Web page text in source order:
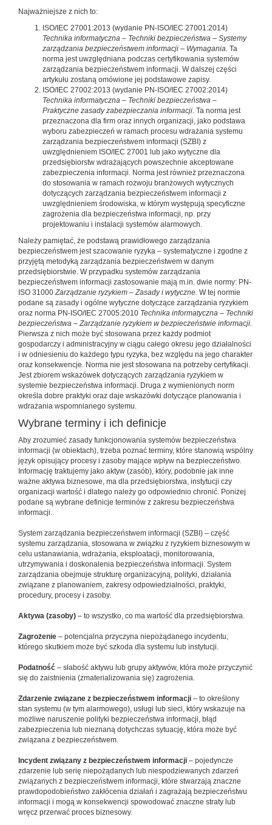
Najważniejsze z nich to:
ISO/IEC 27001:2013 (wydanie PN-ISO/IEC 27001:2014)
Technika informatyczna – Techniki bezpieczeństwa – Systemy
zarządzania bezpieczeństwem informacji – Wymagania. Ta
norma jest uwzględniana podczas certyfikowania systemów
zarządzania bezpieczeństwem informacji. W dalszej części
artykułu zostaną omówione jej podstawowe zapisy.
ISO/IEC 27002:2013 (wydanie PN-ISO/IEC 27002:2014)
Technika informatyczna – Techniki bezpieczeństwa –
Praktyczne zasady zabezpieczania informacji. Ta norma jest
przeznaczona dla firm oraz innych organizacji, jako podstawa
wyboru zabezpieczeń w ramach procesu wdrażania systemu
zarządzania bezpieczeństwem informacji (SZBI) z
uwzględnieniem ISO/IEC 27001 lub jako wytyczne dla
przedsiębiorstw wdrażających powszechnie akceptowane
zabezpieczenia informacji. Norma jest również przeznaczona
do stosowania w ramach rozwoju branżowych wytycznych
dotyczących zarządzania bezpieczeństwem informacji z
uwzględnieniem środowiska, w którym występują specyficzne
zagrożenia dla bezpieczeństwa informacji, np. przy
projektowaniu i instalacji systemów alarmowych.
Należy pamiętać, że podstawą prawidłowego zarządzania
bezpieczeństwem jest szacowanie ryzyka – systematyczne i zgodne z
przyjętą metodyką zarządzania bezpieczeństwem w danym
przedsiębiorstwie. W przypadku systemów zarządzania
bezpieczeństwem informacji zastosowanie mają m.in. dwie normy: PN-
ISO 31000Zarządzanie ryzykiem – Zasady i wytyczne. W tej normie
podane są zasady i ogólne wytyczne dotyczące zarządzania ryzykiem
oraz norma PN-ISO/IEC 27005:2010 Technika informatyczna – Techniki
bezpieczeństwa –Zarządzanie ryzykiem w bezpieczeństwie informacji.
Pierwsza z nich może być stosowana przez każdy podmiot
gospodarczy i administracyjny w ciągu całego okresu jego działalności
i w odniesieniu do każdego typu ryzyka, bez względu na jego charakter
oraz konsekwencje. Norma nie jest stosowana na potrzeby certyfikacji.
Jest zbiorem wskazówek dotyczących zarządzania ryzykiem w
systemie bezpieczeństwa informacji. Druga z wymienionych norm
określa dobre praktyki oraz daje wskazówki dotyczące planowania i
wdrażania wspomnianego systemu.
Wybrane terminy i ich definicje
Aby zrozumieć zasady funkcjonowania systemów bezpieczeństwa
informacji (w obiektach), trzeba poznać terminy, które stanowią wspólny
język opisujący procesy i zasoby mające wpływ na bezpieczeństwo.
Informację traktujemy jako aktyw (zasób), który, podobnie jak inne
ważne aktywa biznesowe, ma dla przedsiębiorstwa, instytucji czy
organizacji wartość i dlatego należy go odpowiednio chronić. Poniżej
podane są wybrane definicje terminów z zakresu bezpieczeństwa
informacji.
System zarządzania bezpieczeństwem informacji (SZBI) – część
systemu zarządzania, stosowana w związku z ryzykiem biznesowym w
celu ustanawiania, wdrażania, eksploatacji, monitorowania,
utrzymywania i doskonalenia bezpieczeństwa informacji. System
zarządzania obejmuje strukturę organizacyjną, polityki, działania
związane z planowaniem, zakresy odpowiedzialności, praktyki,
procedury, procesy i zasoby.
Aktywa (zasoby) – to wszystko, co ma wartość dla przedsiębiorstwa.
Zagrożenie – potencjalna przyczyna niepożądanego incydentu,
którego skutkiem może być szkoda dla systemu lub instytucji.
Podatność – słabość aktywu lub grupy aktywów, która może przyczynić
się do zaistnienia (zmaterializowania się) zagrożenia.
Zdarzenie związane z bezpieczeństwem informacji – to określony
stan systemu (w tym alarmowego), usługi lub sieci, który wskazuje na
możliwe naruszenie polityki bezpieczeństwa informacji, błąd
zabezpieczenia lub nieznaną dotychczas sytuację, która może być
związana z bezpieczeństwem.
Incydent związany z bezpieczeństwem informacji – pojedyncze
zdarzenie lub serię niepożądanych lub niespodziewanych zdarzeń
związanych z bezpieczeństwem informacji, które stwarzają znaczne
prawdopodobieństwo zakłócenia działań i zagrażają bezpieczeństwu
informacji i mogą w konsekwencji spowodować znaczne straty lub
wręcz przerwać proces biznesowy.